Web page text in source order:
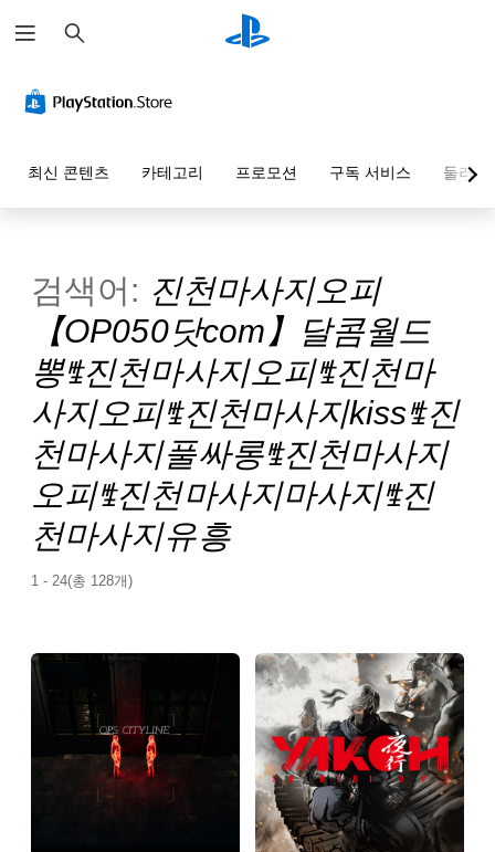
색
최신 콘텐츠 카테고리 프로모션 구독 서비스 둘러보
검색어: 진천마사지오피
【OP050닷com】달콤월드
뽕ꊒ진천마사지오피ꊒ진천마
사지오피ꊒ진천마사지kissꊒ진
천마사지풀싸롱ꊒ진천마사지
오피ꊒ진천마사지마사지ꊒ진
천마사지유흥
1 - 24(총 128개)